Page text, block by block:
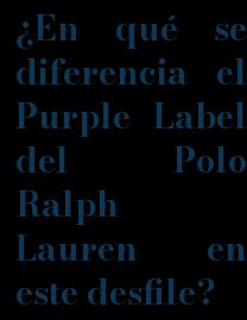
¿En qué se
diferencia el
Purple Label
del Polo
Ralph
Lauren en
este desfile?